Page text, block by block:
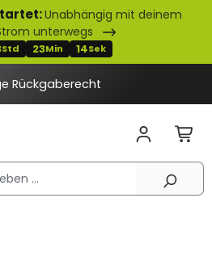
Unabhängig mit deinem
unterwegs
Std 23Min 14Sek
Rückgaberecht